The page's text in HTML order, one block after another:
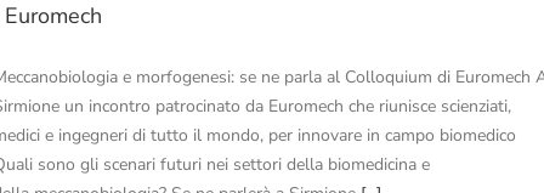
e morfogenesi: se ne parla al Colloquium di Euromech
un incontro patrocinato da Euromech che riunisce scienziati,
e ingegneri di tutto il mondo, per innovare in campo biomedico
sono gli scenari futuri nei settori della biomedicina e